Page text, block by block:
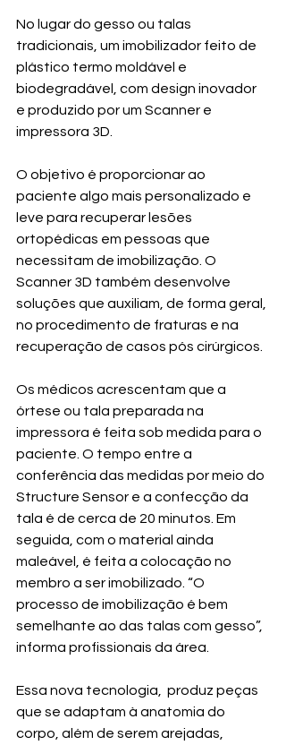
No lugar do gesso ou talas
tradicionais, um imobilizador feito de
plástico termo moldável e
biodegradável, com design inovador
e produzido por um Scanner e
impressora 3D.
O objetivo é proporcionar ao
paciente algo mais personalizado e
leve para recuperar lesões
ortopédicas em pessoas que
necessitam de imobilização. O
Scanner 3D também desenvolve
soluções que auxiliam, de forma geral,
no procedimento de fraturas e na
recuperação de casos pós cirúrgicos.
Os médicos acrescentam que a
órtese ou tala preparada na
impressora é feita sob medida para o
paciente. O tempo entre a
conferência das medidas por meio do
Structure Sensor e a confecção da
tala é de cerca de 20 minutos. Em
seguida, com o material ainda
maleável, é feita a colocação no
membro a ser imobilizado. “O
processo de imobilização é bem
semelhante ao das talas com gesso”,
informa profissionais da área.
Essa nova tecnologia,  produz peças
que se adaptam à anatomia do
corpo, além de serem arejadas,